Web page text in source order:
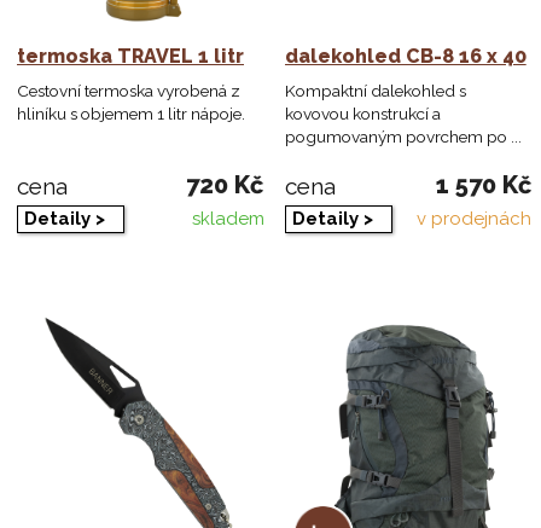
termoska TRAVEL 1 litr
Cestovní termoska vyrobená z
hliníku s objemem 1 litr nápoje.
cena 720 Kč
Detaily > skladem
dalekohled CB-8 16 x 40
Kompaktní dalekohled s
kovovou konstrukcí a
pogumovaným povrchem po ...
cena 1 570 Kč
Detaily > v prodejnách